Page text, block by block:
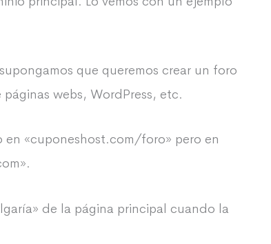
que queremos crear un foro
webs, WordPress, etc.
«cuponeshost.com/foro» pero en
de la página principal cuando la